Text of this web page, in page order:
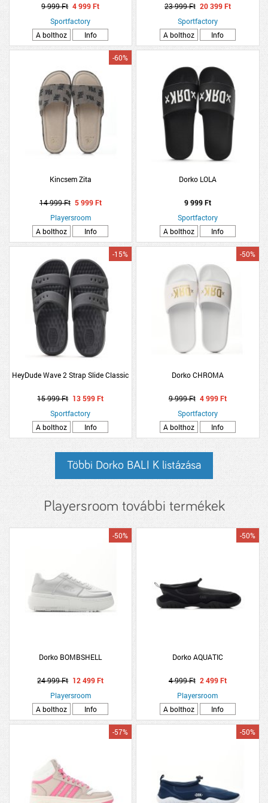
9 999 Ft 4 999 Ft
Sportfactory
A bolthoz
Info
23 999 Ft 20 399 Ft
Sportfactory
A bolthoz
Info
Kincsem Zita
-60%
14 999 Ft 5 999 Ft
Playersroom
A bolthoz
Info
Dorko LOLA
9 999 Ft
Sportfactory
A bolthoz
Info
HeyDude Wave 2 Strap Slide Classic
-15%
15 999 Ft 13 599 Ft
Sportfactory
A bolthoz
Info
Dorko CHROMA
-50%
9 999 Ft 4 999 Ft
Sportfactory
A bolthoz
Info
Többi Dorko BALI K listázása
Playersroom további termékek
Dorko BOMBSHELL
-50%
24 999 Ft 12 499 Ft
Playersroom
A bolthoz
Info
Dorko AQUATIC
-50%
4 999 Ft 2 499 Ft
Playersroom
A bolthoz
Info
-57% -50%